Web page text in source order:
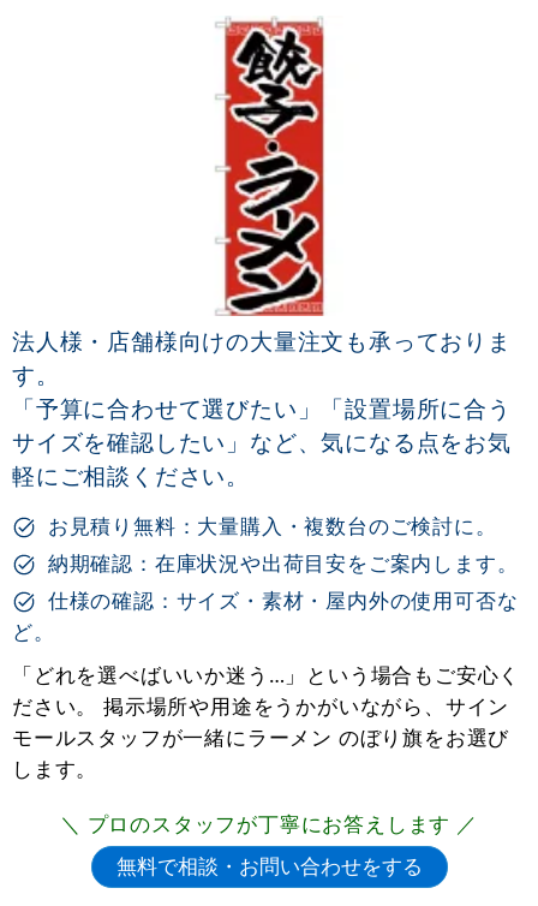
法人様・店舗様向けの大量注文も承っておりま
す。
「予算に合わせて選びたい」「設置場所に合う
サイズを確認したい」など、気になる点をお気
軽にご相談ください。
お見積り無料：大量購入・複数台のご検討に。
納期確認：在庫状況や出荷目安をご案内します。
仕様の確認：サイズ・素材・屋内外の使用可否な
ど。
「どれを選べばいいか迷う…」という場合もご安心く
ださい。 掲示場所や用途をうかがいながら、サイン
モールスタッフが一緒にラーメン のぼり旗をお選び
します。
＼ プロのスタッフが丁寧にお答えします ／